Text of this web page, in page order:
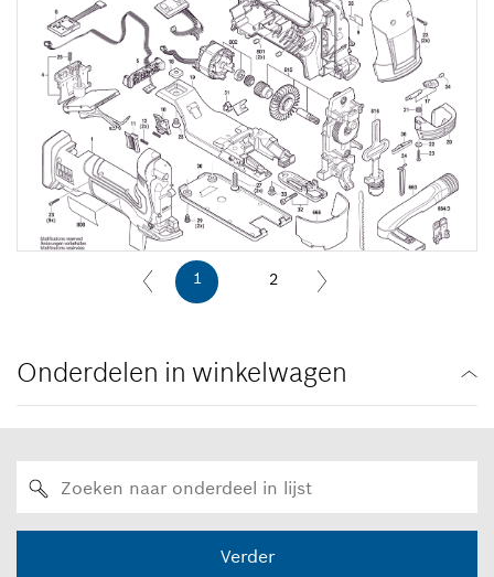
1 2
Onderdelen in winkelwagen
Verder